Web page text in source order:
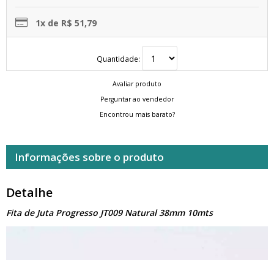
1x de R$ 51,79
Quantidade:
Avaliar produto
Perguntar ao vendedor
Encontrou mais barato?
Informações sobre o produto
Detalhe
Fita de Juta Progresso JT009 Natural 38mm 10mts